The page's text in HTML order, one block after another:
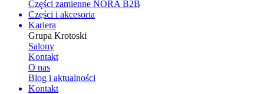
Części zamienne NORA B2B
Części i akcesoria
Kariera
Grupa Krotoski
Salony
Kontakt
O nas
Blog i aktualności
Kontakt